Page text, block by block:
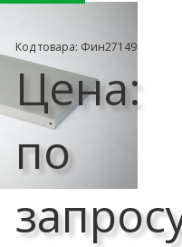
Код товара: Фин27149
Цена:
по